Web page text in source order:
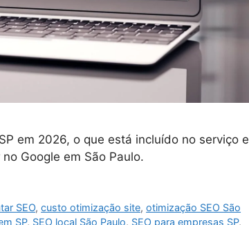
em 2026, o que está incluído no serviço e
Google em São Paulo.
SEO,custo otimização site,otimização SEO São
SP, SEO local São Paulo, SEO para empresas SP,